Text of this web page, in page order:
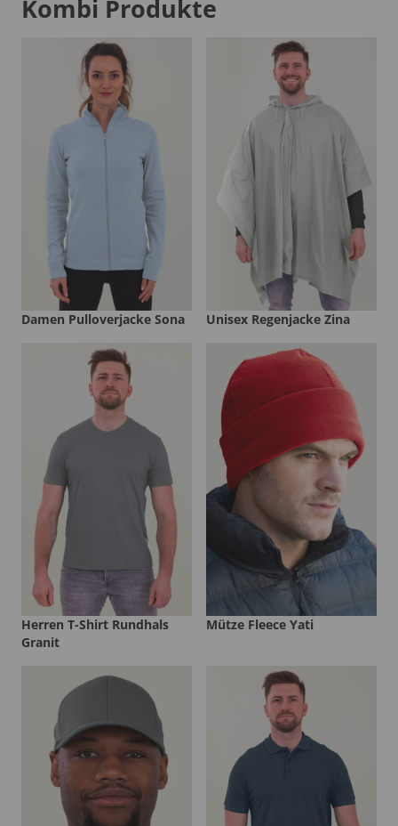
Kombi Produkte
Damen Pulloverjacke Sona Unisex Regenjacke Zina
Herren T-Shirt Rundhals
Granit
Mütze Fleece Yati